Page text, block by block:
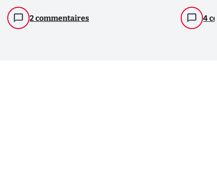
2 commentaires 4